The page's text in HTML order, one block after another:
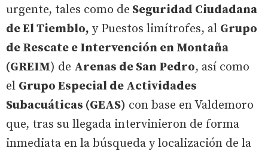
urgente, tales como de Seguridad Ciudadana
de El Tiemblo, y Puestos limítrofes, al Grupo
de Rescate e Intervención en Montaña
(GREIM) de Arenas de San Pedro, así como
el Grupo Especial de Actividades
Subacuáticas (GEAS) con base en Valdemoro
que, tras su llegada intervinieron de forma
inmediata en la búsqueda y localización de la